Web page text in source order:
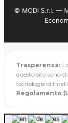
© MODI S.r.l. —
Trasparenza: I
questo sito sono
tecnologie di
Regolamento